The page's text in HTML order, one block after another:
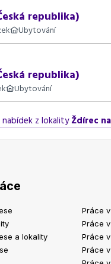
republika)
Ubytování
republika)
Ubytování
z lokalityŽdírec
a lokality
Práce
Práce
Práce
Práce